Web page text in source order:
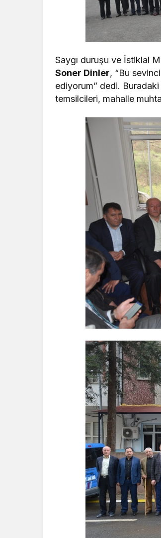
Saygı duruşu ve İstiklal
Soner Dinler, “Bu
ediyorum” dedi. Buradaki
temsilcileri, mahalle